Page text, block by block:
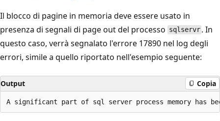
Il blocco di pagine in memoria deve essere usato in
presenza di segnali di page out del processo sqlservr . In
questo caso, verrà segnalato l'errore 17890 nel log degli
errori, simile a quello riportato nell'esempio seguente:
Output Copia